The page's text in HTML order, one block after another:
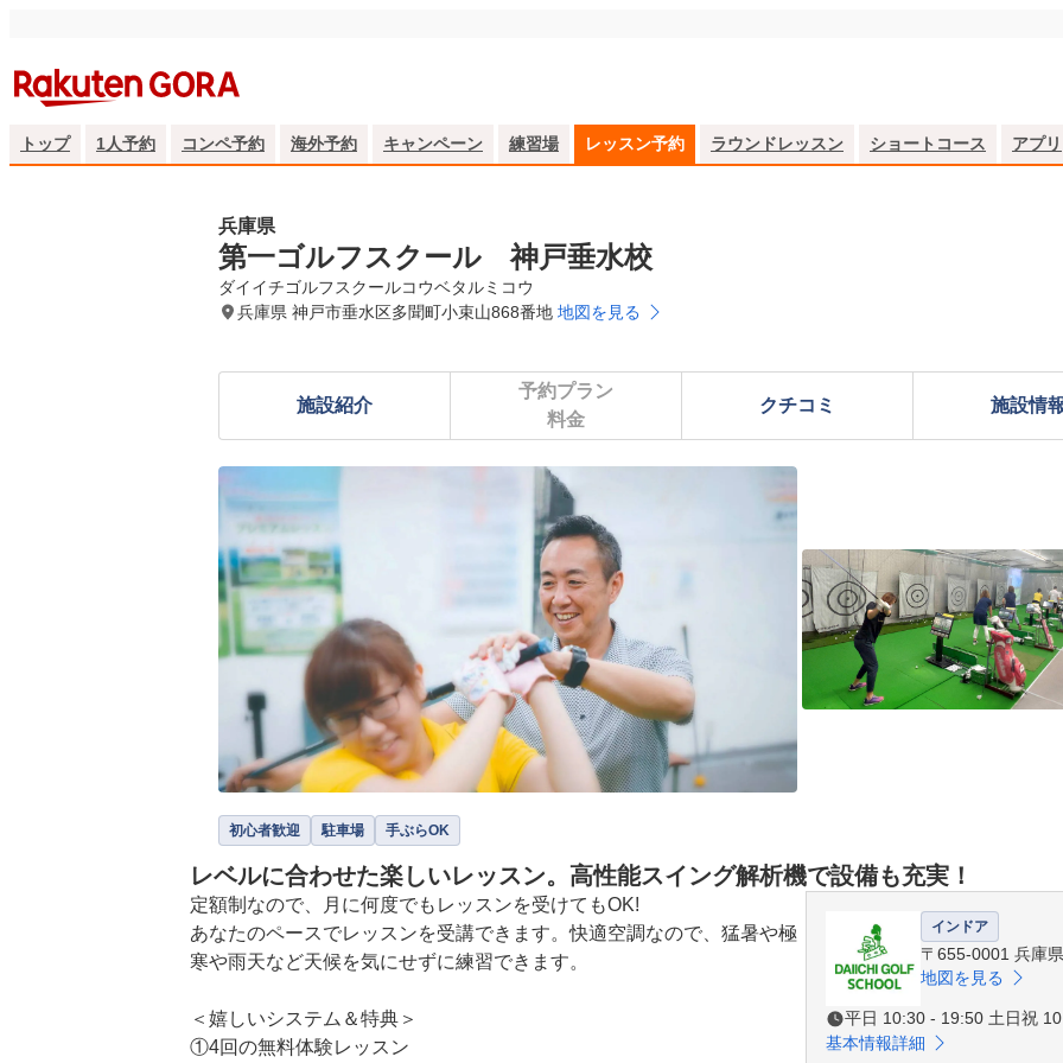
トップ 1人予約 コンペ予約 海外予約 キャンペーン 練習場 レッスン予約 ラウンドレッスン ショートコース アプリ
兵庫県
第一ゴルフスクール 神戸垂水校
ダイイチゴルフスクールコウベタルミコウ
兵庫県 神戸市垂水区多聞町小束山868番地 地図を見る
施設紹介
予約プラン
料金
クチコミ 施設情
初心者歓迎 駐車場 手ぶらOK
レベルに合わせた楽しいレッスン。高性能スイング解析機で設備も充実！
定額制なので、月に何度でもレッスンを受けてもOK!
あなたのペースでレッスンを受講できます。快適空調なので、猛暑や極
寒や雨天など天候を気にせずに練習できます。
＜嬉しいシステム＆特典＞
①4回の無料体験レッスン
インドア
〒655-0001 兵庫
地図を見る
平日 10:30 - 19:50 土日祝
基本情報詳細